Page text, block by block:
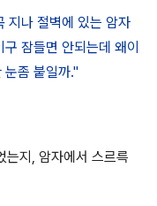
지나 절벽에 있는 암자
잠들면 안되는데 왜이
눈좀 붙일까."
는지, 암자에서 스르륵